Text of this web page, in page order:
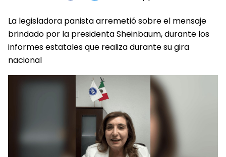
La legisladora panista arremetió sobre el mensaje
brindado por la presidenta Sheinbaum, durante los
informes estatales que realiza durante su gira
nacional